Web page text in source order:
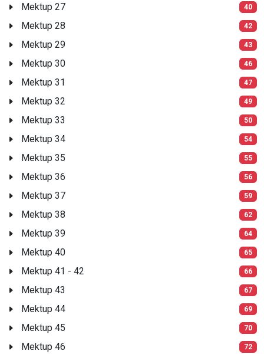
Mektup 27 40
Mektup 28 42
Mektup 29 43
Mektup 30 46
Mektup 31 47
Mektup 32 49
Mektup 33 50
Mektup 34 54
Mektup 35 55
Mektup 36 56
Mektup 37 59
Mektup 38 62
Mektup 39 64
Mektup 40 65
Mektup 41 - 42 66
Mektup 43 67
Mektup 44 69
Mektup 45 70
Mektup 46 72